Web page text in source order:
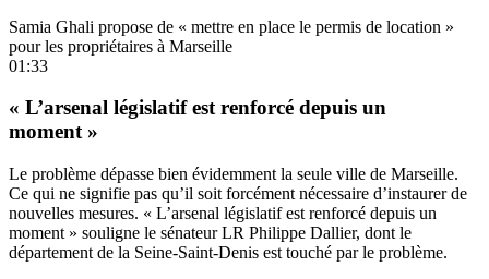
Samia Ghali propose de « mettre en place le permis de location »
pour les propriétaires à Marseille
01:33
« L’arsenal législatif est renforcé depuis un
moment »
Le problème dépasse bien évidemment la seule ville de Marseille.
Ce qui ne signifie pas qu’il soit forcément nécessaire d’instaurer de
nouvelles mesures. « L’arsenal législatif est renforcé depuis un
moment » souligne le sénateur LR Philippe Dallier, dont le
département de la Seine-Saint-Denis est touché par le problème.